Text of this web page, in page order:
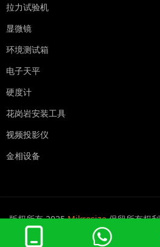
拉力试验机
显微镜
环境测试箱
电子天平
硬度计
花岗岩安装工具
视频投影仪
金相设备
版权所有 2025Mikrosize保留所有权
皖ICP备